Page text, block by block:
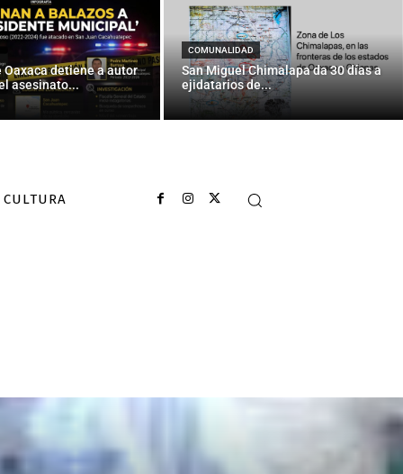
Oaxaca detiene a autor
asesinato...
COMUNALIDAD
San Miguel Chimalapa da 30 días a
ejidatarios de...
CULTURA